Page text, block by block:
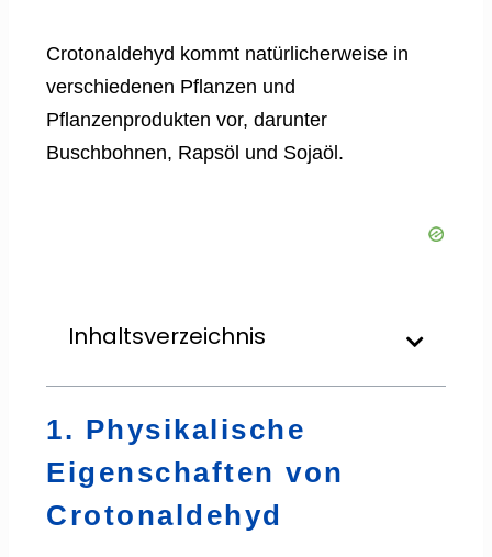
Crotonaldehyd kommt natürlicherweise in
verschiedenen Pflanzen und
Pflanzenprodukten vor, darunter
Buschbohnen, Rapsöl und Sojaöl.
Inhaltsverzeichnis
1. Physikalische
Eigenschaften von
Crotonaldehyd